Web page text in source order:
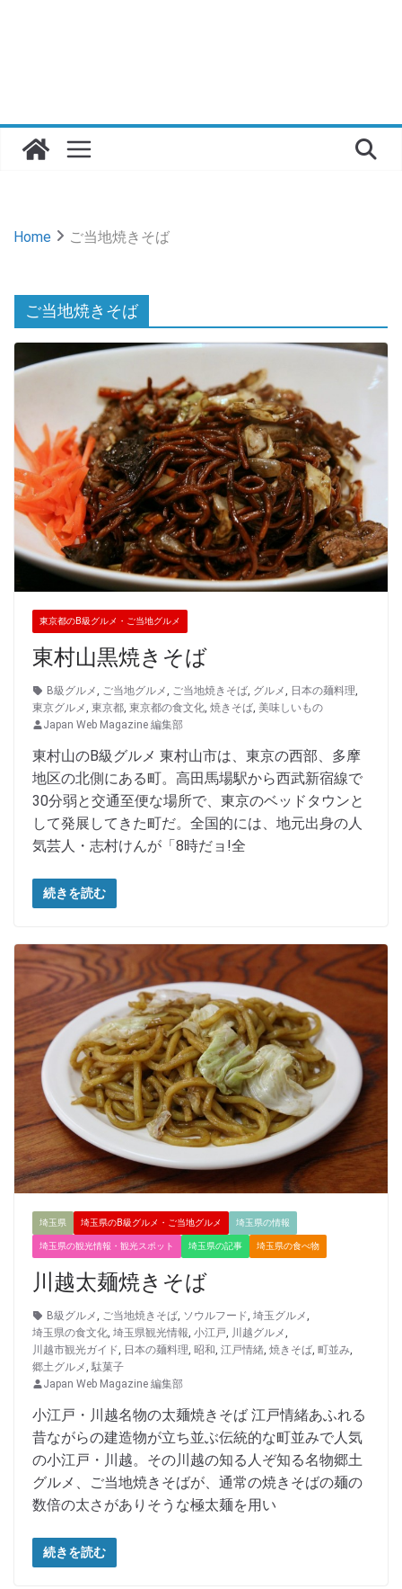
Home ご当地焼きそば
ご当地焼きそば
東京都のB級グルメ・ご当地グルメ
東村山黒焼きそば
B級グルメ, ご当地グルメ, ご当地焼きそば, グルメ, 日本の麺料理,
東京グルメ, 東京都, 東京都の食文化, 焼きそば, 美味しいもの
Japan Web Magazine 編集部
東村山のB級グルメ 東村山市は、東京の西部、多摩
地区の北側にある町。高田馬場駅から西武新宿線で
30分弱と交通至便な場所で、東京のベッドタウンと
して発展してきた町だ。全国的には、地元出身の人
気芸人・志村けんが「8時だョ!全
続きを読む
埼玉県 埼玉県のB級グルメ・ご当地グルメ 埼玉県の情報
埼玉県の観光情報・観光スポット 埼玉県の記事 埼玉県の食べ物
川越太麺焼きそば
B級グルメ, ご当地焼きそば, ソウルフード, 埼玉グルメ,
埼玉県の食文化, 埼玉県観光情報, 小江戸, 川越グルメ,
川越市観光ガイド, 日本の麺料理, 昭和, 江戸情緒, 焼きそば, 町並み,
郷土グルメ, 駄菓子
Japan Web Magazine 編集部
小江戸・川越名物の太麺焼きそば 江戸情緒あふれる
昔ながらの建造物が立ち並ぶ伝統的な町並みで人気
の小江戸・川越。その川越の知る人ぞ知る名物郷土
グルメ、ご当地焼きそばが、通常の焼きそばの麺の
数倍の太さがありそうな極太麺を用い
続きを読む